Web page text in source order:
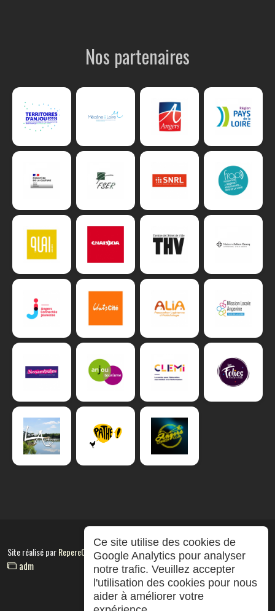
Nos partenaires
Site réalisé parRepereCom
adm
Ce site utilise des cookies de
Google Analytics pour analyser
notre trafic. Veuillez accepter
l'utilisation des cookies pour nous
aider à améliorer votre